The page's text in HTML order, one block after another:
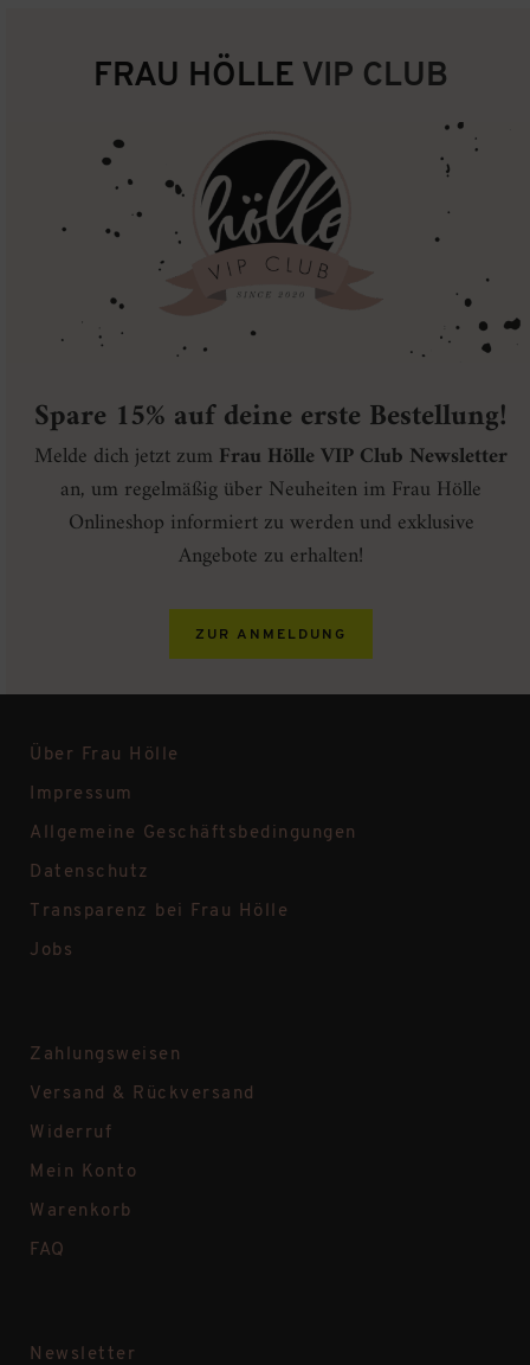
FRAU HÖLLE VIP CLUB
Spare 15% auf deine erste Bestellung!
Melde dich jetzt zum Frau Hölle VIP Club Newsletter
an, um regelmäßig über Neuheiten im Frau Hölle
Onlineshop informiert zu werden und exklusive
Angebote zu erhalten!
ZUR ANMELDUNG
Über Frau Hölle
Impressum
Allgemeine Geschäftsbedingungen
Datenschutz
Transparenz bei Frau Hölle
Jobs
Zahlungsweisen
Versand & Rückversand
Widerruf
Mein Konto
Warenkorb
FAQ
Newsletter